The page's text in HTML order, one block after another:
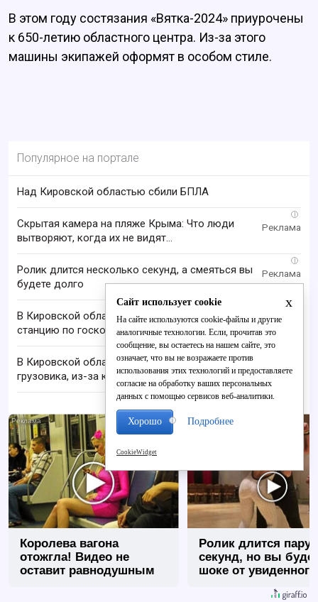
В этом году состязания «Вятка-2024» приурочены
к 650-летию областного центра. Из-за этого
машины экипажей оформят в особом стиле.
Популярное на портале
Над Кировской областью сбили БПЛА
i
Скрытая камера на пляже Крыма: Что люди
вытворяют, когда их не видят...
i
Ролик длится несколько секунд, а смеяться вы
будете долго
В Кировской области запустили первую базовую
станцию по госконтракту
В Кировской области осуждён водитель
грузовика, из-за которого в ДТП погиб человек
i
Королева вагона
отожгла! Видео не
оставит равнодушным
Ролик длится пару
секунд, но вы
шоке от увиденного
x
Сайт использует cookie
На сайте используются cookie-файлы и другие
аналогичные технологии. Если, прочитав это
сообщение, вы остаетесь на нашем сайте, это
означает, что вы не возражаете против
использования этих технологий и предоставляете
согласие на обработку ваших персональных
данных с помощью сервисов веб-аналитики.
Хорошо Подробнее
CookieWidget